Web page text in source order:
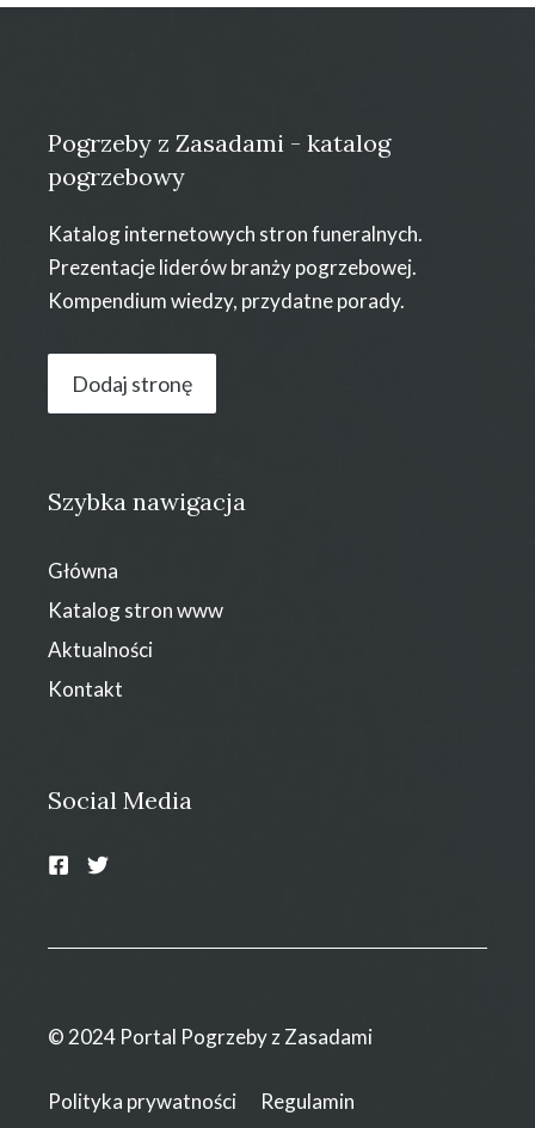
Pogrzeby z Zasadami - katalog
pogrzebowy
Katalog internetowych stron funeralnych.
Prezentacje liderów branży pogrzebowej.
Kompendium wiedzy, przydatne porady.
Dodaj stronę
Szybka nawigacja
Główna
Katalog stron www
Aktualności
Kontakt
Social Media
© 2024 Portal Pogrzeby z Zasadami
Polityka prywatności Regulamin